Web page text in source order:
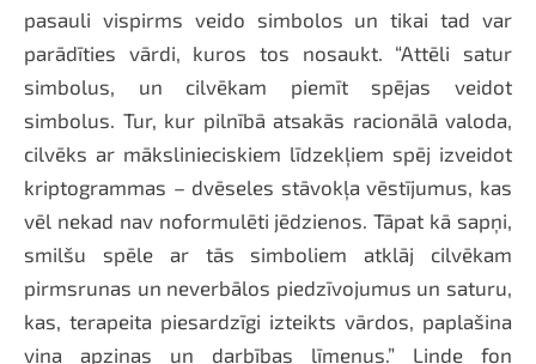
pasauli vispirms veido simbolos un tikai tad var
parādīties vārdi, kuros tos nosaukt. “Attēli satur
simbolus, un cilvēkam piemīt spējas veidot
simbolus. Tur, kur pilnībā atsakās racionālā valoda,
cilvēks ar mākslinieciskiem līdzekļiem spēj izveidot
kriptogrammas – dvēseles stāvokļa vēstījumus, kas
vēl nekad nav noformulēti jēdzienos. Tāpat kā sapņi,
smilšu spēle ar tās simboliem atklāj cilvēkam
pirmsrunas un neverbālos piedzīvojumus un saturu,
kas, terapeita piesardzīgi izteikts vārdos, paplašina
viņa apziņas un darbības līmeņus.” Linde fon